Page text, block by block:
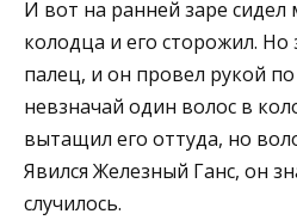
И вот на ранней заре сидел
колодца и его сторожил. Но
палец, и он провел рукой
невзначай один волос в
вытащил его оттуда, но
Явился Железный Ганс, он
случилось.